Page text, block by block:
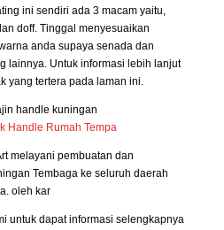
ini sendiri ada 3 macam yaitu,
doff. Tinggal menyesuaikan
anda supaya senada dan
lainnya. Untuk informasi lebih lanjut
yang tertera pada laman ini.
Handle Rumah Tempa
melayani pembuatan dan
Tembaga ke seluruh daerah
oleh kar
untuk dapat informasi selengkapnya